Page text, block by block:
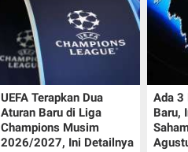
UEFA Terapkan Dua
Aturan Baru di Liga
Champions Musim
2026/2027, Ini Detailnya
Ada 3
Baru,